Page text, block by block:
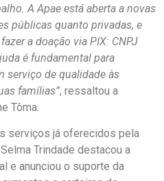
A Apae está aberta a novas
públicas quanto privadas, e
a doação via PIX: CNPJ
é fundamental para
serviço de qualidade às
famílias”, ressaltou a
Tôma.
serviços já oferecidos pela
Trindade destacou a
e anunciou o suporte da